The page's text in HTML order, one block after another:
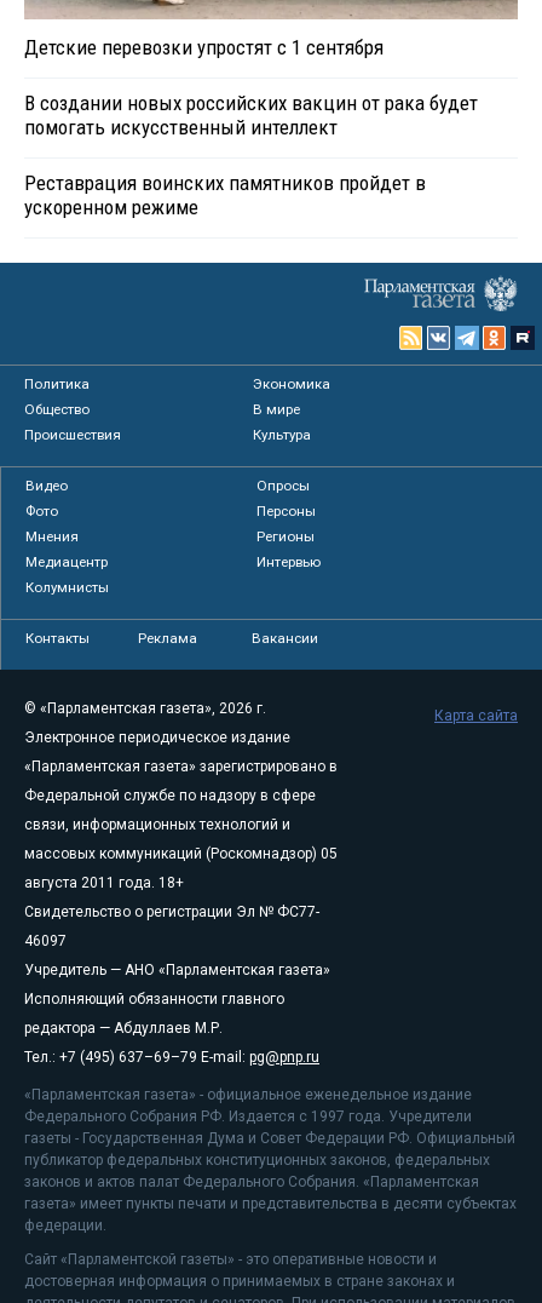
Детские перевозки упростят с 1 сентября
В создании новых российских вакцин от рака будет
помогать искусственный интеллект
Реставрация воинских памятников пройдет в
ускоренном режиме
Политика
Экономика
Общество
В мире
Происшествия
Культура
Видео
Опросы
Фото
Персоны
Мнения
Регионы
Медиацентр
Интервью
Колумнисты
Контакты Реклама Вакансии
© «Парламентская газета», 2026 г.
Электронное периодическое издание
«Парламентская газета» зарегистрировано в
Федеральной службе по надзору в сфере
связи, информационных технологий и
массовых коммуникаций (Роскомнадзор) 05
августа 2011 года. 18+
Свидетельство о регистрации Эл № ФС77-
46097
Учредитель — АНО «Парламентская газета»
Исполняющий обязанности главного
редактора — Абдуллаев М.Р.
Тел.: +7 (495) 637–69–79 E-mail: pg@pnp.ru
«Парламентская газета» - официальное еженедельное издание
Федерального Собрания РФ. Издается с 1997 года. Учредители
газеты - Государственная Дума и Совет Федерации РФ. Официальный
публикатор федеральных конституционных законов, федеральных
законов и актов палат Федерального Собрания. «Парламентская
газета» имеет пункты печати и представительства в десяти субъектах
федерации.
Сайт «Парламентской газеты» - это оперативные новости и
достоверная информация о принимаемых в стране законах и
Карта сайта